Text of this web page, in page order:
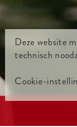
Deze website
technisch
Cookie-